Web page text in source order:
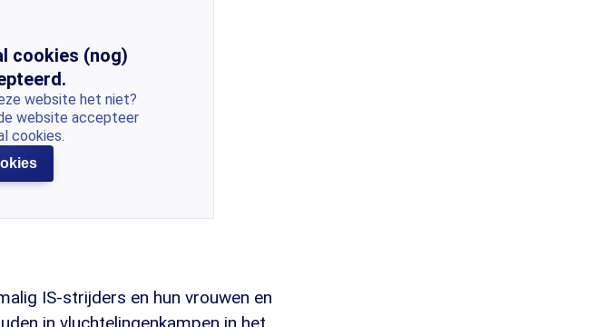
cookies (nog)
website het niet?
website accepteer
cookies.
IS-strijders en hun vrouwen en